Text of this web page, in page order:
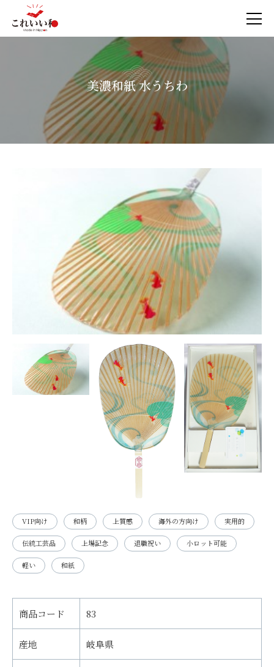
美濃和紙 水うちわ
VIP向け 和柄 上質感 海外の方向け 実用的
伝統工芸品 上場記念 退職祝い 小ロット可能
軽い 和紙
商品コード 83
産地 岐阜県